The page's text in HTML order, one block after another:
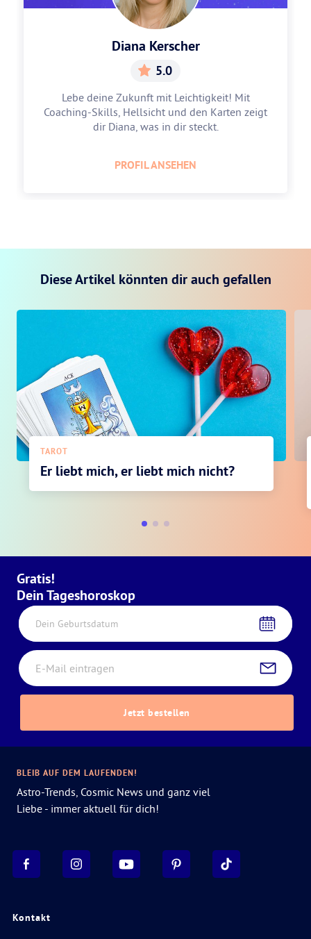
Diana Kerscher
5.0
Lebe deine Zukunft mit Leichtigkeit! Mit
Coaching-Skills, Hellsicht und den Karten zeigt
dir Diana, was in dir steckt.
PROFIL ANSEHEN
Diese Artikel könnten dir auch gefallen
TAROT
Er liebt mich, er liebt mich nicht?
Gratis!
Dein Tageshoroskop
Dein Geburtsdatum
Jetzt bestellen
Kontakt
BLEIB AUF DEM LAUFENDEN!
Astro-Trends, Cosmic News und ganz viel
Liebe - immer aktuell für dich!